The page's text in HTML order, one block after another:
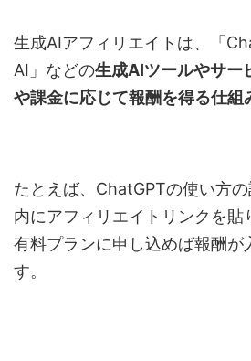
生成AIアフィリエイトは、「
AI 」などの生成AIツールやサー
や課金に応じて報酬を得る仕組
たとえば、 ChatGPTの使い方
内にアフィリエイトリンクを貼
有料プランに申し込めば報酬が
す。